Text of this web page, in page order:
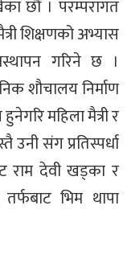
छौँ । परम्परागत
शिक्षणको अभ्यास
गरिने छ ।
शौचालय निर्माण
महिला मैत्री र
उनी संग प्रतिस्पर्धा
राम देवी खड्का र
भिम थापा